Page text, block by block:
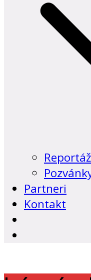
Partneri
Kontakt